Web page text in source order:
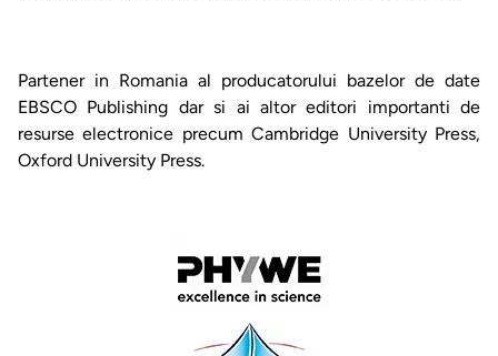
Partener in Romania al producatorului bazelor de date
EBSCO Publishing dar si ai altor editori importanti de
resurse electronice precum Cambridge University Press,
Oxford University Press.